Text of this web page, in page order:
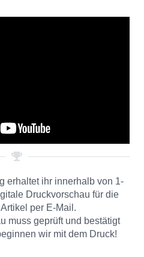
erhaltet ihr innerhalb von 1-
Druckvorschau für die
per E-Mail.
muss geprüft und bestätigt
wir mit dem Druck!